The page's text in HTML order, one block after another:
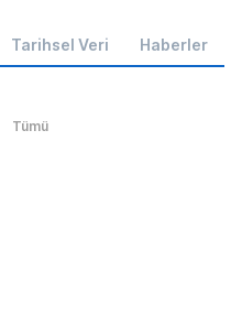
Tarihsel Veri Haberler
Tümü